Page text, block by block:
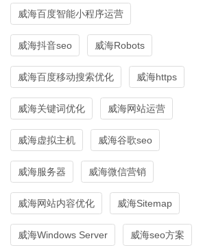
威海百度智能小程序运营
威海抖音seo 威海Robots
威海百度移动搜索优化 威海https
威海关键词优化 威海网站运营
威海虚拟主机 威海谷歌seo
威海服务器 威海微信营销
威海网站内容优化 威海Sitemap
威海Windows Server 威海seo方案